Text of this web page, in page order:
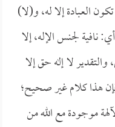
العبادة إلا له، و(لا)
نافية لجنس الإله، إلا
لا إله حق إلا
هذا كلام غير صحيح؛
موجودة مع الله من